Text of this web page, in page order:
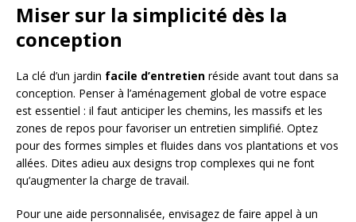
Miser sur la simplicité dès la
conception
La clé d’un jardin facile d’entretien réside avant tout dans sa
conception. Penser à l’aménagement global de votre espace
est essentiel : il faut anticiper les chemins, les massifs et les
zones de repos pour favoriser un entretien simplifié. Optez
pour des formes simples et fluides dans vos plantations et vos
allées. Dites adieu aux designs trop complexes qui ne font
qu’augmenter la charge de travail.
Pour une aide personnalisée, envisagez de faire appel à un